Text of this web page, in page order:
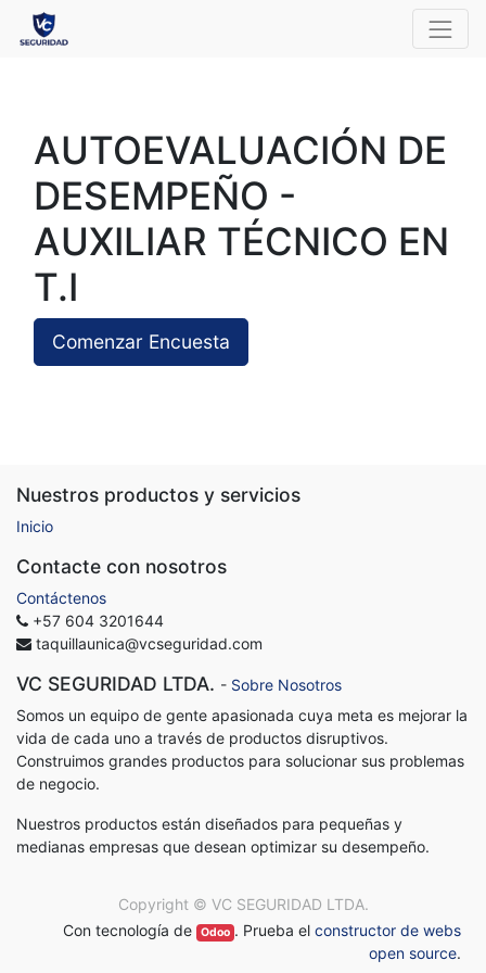
AUTOEVALUACIÓN DE
DESEMPEÑO -
AUXILIAR TÉCNICO EN
T.I
Comenzar Encuesta
Nuestros productos y servicios
Inicio
Contacte con nosotros
Contáctenos
+57 604 3201644
taquillaunica@vcseguridad.com
VC SEGURIDAD LTDA. - Sobre Nosotros
Somos un equipo de gente apasionada cuya meta es mejorar la
vida de cada uno a través de productos disruptivos.
Construimos grandes productos para solucionar sus problemas
de negocio.
Nuestros productos están diseñados para pequeñas y
medianas empresas que desean optimizar su desempeño.
Copyright © VC SEGURIDAD LTDA.
Con tecnología de
Odoo . Prueba el constructor de webs
open source.